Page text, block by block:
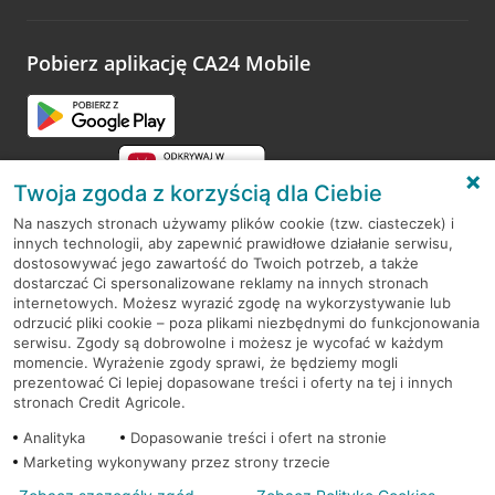
opinie.
Pobierz aplikację CA24 Mobile
RODO
Regulamin serwisu
Mapa serwisu
PolitykaCookies
Twoja zgoda z korzyścią dla Ciebie
Na naszych stronach używamy plików cookie (tzw. ciasteczek) i
innych technologii, aby zapewnić prawidłowe działanie serwisu,
dostosowywać jego zawartość do Twoich potrzeb, a także
dostarczać Ci spersonalizowane reklamy na innych stronach
internetowych. Możesz wyrazić zgodę na wykorzystywanie lub
odrzucić pliki cookie – poza plikami niezbędnymi do funkcjonowania
serwisu. Zgody są dobrowolne i możesz je wycofać w każdym
momencie. Wyrażenie zgody sprawi, że będziemy mogli
prezentować Ci lepiej dopasowane treści i oferty na tej i innych
stronach Credit Agricole.
Analityka
Dopasowanie treści i ofert na stronie
Marketing wykonywany przez strony trzecie